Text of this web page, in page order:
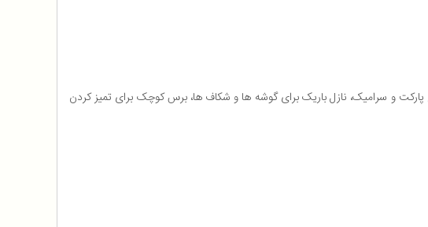
و سرامیک، نازل باریک برای گوشه ها و شکاف ها، برس کوچک برای تمیز کردن